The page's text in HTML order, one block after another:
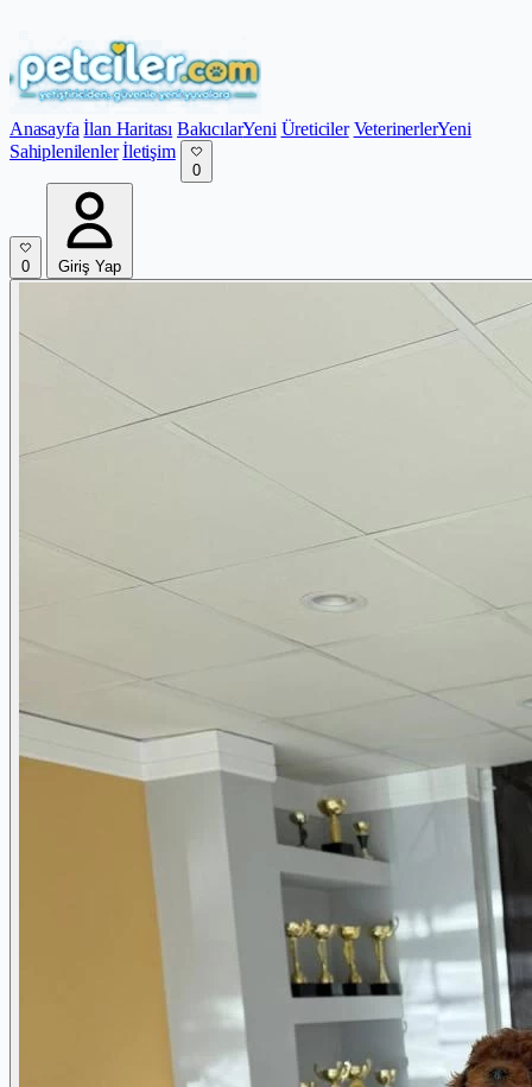
Anasayfa İlan Haritası BakıcılarYeni Üreticiler VeterinerlerYeni
Sahiplenilenler İletişim
0
0 Giriş Yap